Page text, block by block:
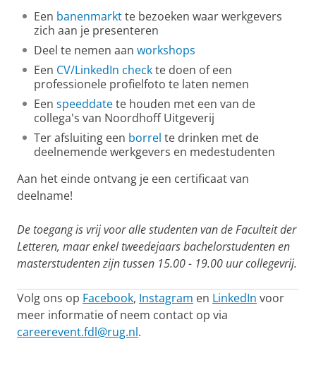
Een banenmarktte bezoeken waar werkgevers
zich aan je presenteren
Deel te nemen aan workshops
Een CV/LinkedIn checkte doen of een
professionele profielfoto te laten nemen
Een speeddatete houden met een van de
collega's van Noordhoff Uitgeverij
Ter afsluiting een borrel te drinken met de
deelnemende werkgevers en medestudenten
Aan het einde ontvang je een certificaat van
deelname!
De toegang is vrij voor alle studenten van de Faculteit der
Letteren, maar enkel tweedejaars bachelorstudenten en
masterstudenten zijn tussen 15.00 - 19.00 uur collegevrij.
Volg ons op Facebook, Instagram en LinkedIn voor
meer informatie of neem contact op via
careerevent.fdl@rug.nl.